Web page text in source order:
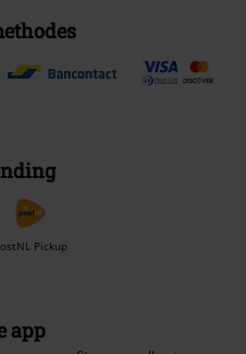
Pickup
app